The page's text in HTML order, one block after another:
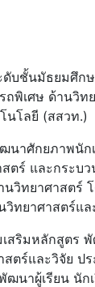
ดับชั้นมัธยมศึก
พิเศษ ด้านวิท
นโลยี (สสวท.)
นาศักยภาพนัก
ตร์ และกระบว
วิทยาศาสตร์
วิทยาศาสตร์แ
สริมหลักสูตร
ตร์และวิจัย ป
นาผู้เรียน นัก